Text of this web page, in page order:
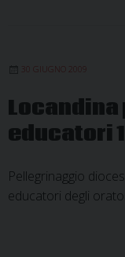
30 GIUGNO 2009
educatori
Pellegrinaggio
educatori degli